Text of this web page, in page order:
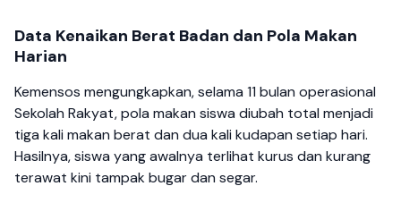
Data Kenaikan Berat Badan dan Pola Makan
Harian
Kemensos mengungkapkan, selama 11 bulan operasional
Sekolah Rakyat, pola makan siswa diubah total menjadi
tiga kali makan berat dan dua kali kudapan setiap hari.
Hasilnya, siswa yang awalnya terlihat kurus dan kurang
terawat kini tampak bugar dan segar.